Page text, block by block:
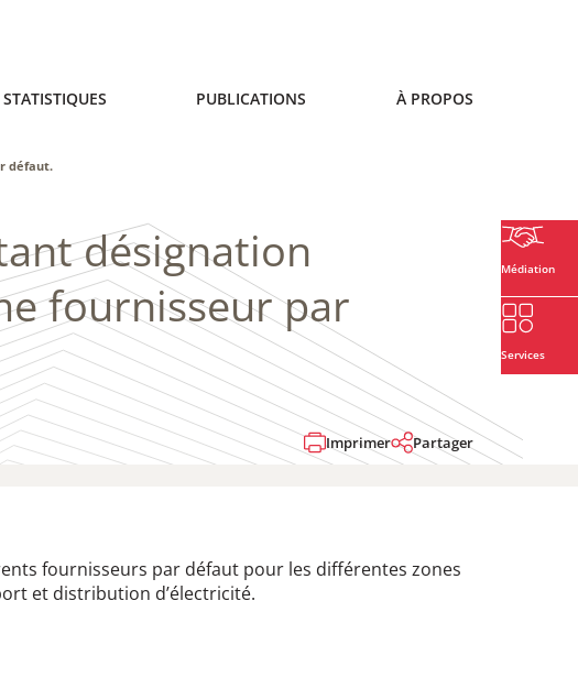
STATISTIQUES PUBLICATIONS À PROPOS
défaut.
Médiation
Services
désignation
fournisseur par
Imprimer Partager
fournisseurs par défaut pour les différentes zones
et distribution d’électricité.